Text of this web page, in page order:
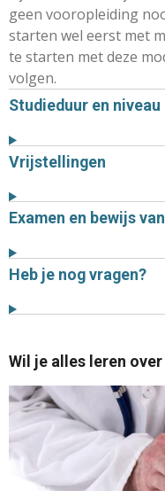
geen vooropleiding
starten wel eerst met
te starten met deze
volgen.
Studieduur en niveau
Vrijstellingen
Examen en bewijs
Heb je nog vragen?
Wil je alles leren